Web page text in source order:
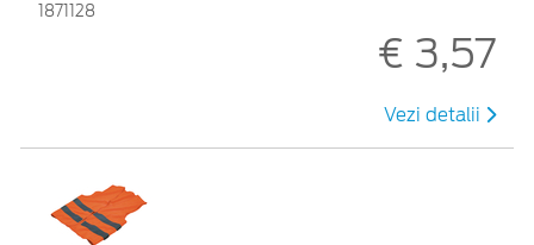
1871128
€ 3,57
Vezi detalii